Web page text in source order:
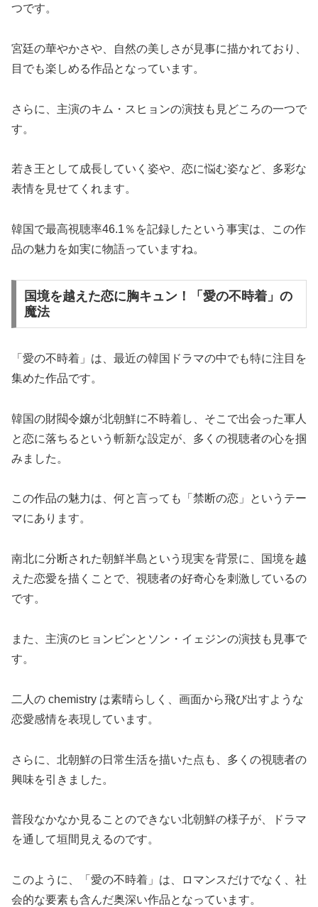
つです。
宮廷の華やかさや、自然の美しさが見事に描かれており、
目でも楽しめる作品となっています。
さらに、主演のキム・スヒョンの演技も見どころの一つで
す。
若き王として成長していく姿や、恋に悩む姿など、多彩な
表情を見せてくれます。
韓国で最高視聴率46.1％を記録したという事実は、この作
品の魅力を如実に物語っていますね。
国境を越えた恋に胸キュン！「愛の不時着」の
魔法
「愛の不時着」は、最近の韓国ドラマの中でも特に注目を
集めた作品です。
韓国の財閥令嬢が北朝鮮に不時着し、そこで出会った軍人
と恋に落ちるという斬新な設定が、多くの視聴者の心を掴
みました。
この作品の魅力は、何と言っても「禁断の恋」というテー
マにあります。
南北に分断された朝鮮半島という現実を背景に、国境を越
えた恋愛を描くことで、視聴者の好奇心を刺激しているの
です。
また、主演のヒョンビンとソン・イェジンの演技も見事で
す。
二人の chemistry は素晴らしく、画面から飛び出すような
恋愛感情を表現しています。
さらに、北朝鮮の日常生活を描いた点も、多くの視聴者の
興味を引きました。
普段なかなか見ることのできない北朝鮮の様子が、ドラマ
を通して垣間見えるのです。
このように、「愛の不時着」は、ロマンスだけでなく、社
会的な要素も含んだ奥深い作品となっています。